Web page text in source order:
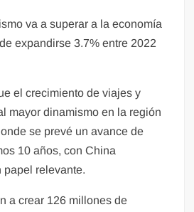
va a superar a la economía
expandirse 3.7% entre 2022
el crecimiento de viajes y
mayor dinamismo en la región
se prevé un avance de
10 años, con China
papel relevante.
a crear 126 millones de